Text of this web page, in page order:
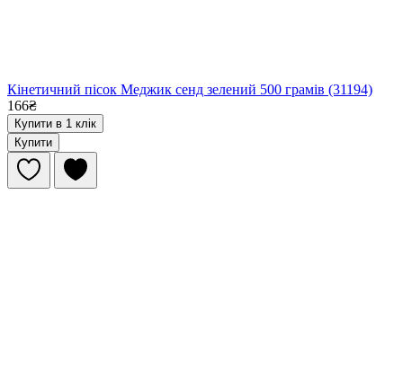
Кінетичний пісок Меджик сенд зелений 500 грамів (31194)
166₴
Купити в 1 клік
Купити